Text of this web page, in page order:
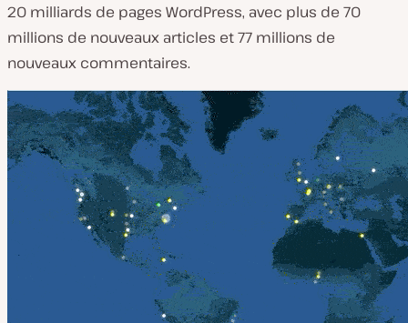
20 milliards de pages WordPress, avec plus de 70
millions de nouveaux articles et 77 millions de
nouveaux commentaires.